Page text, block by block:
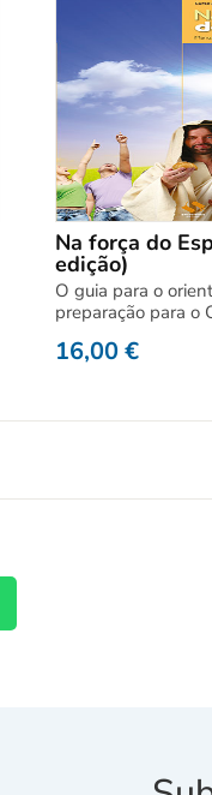
Na força do
edição)
O guia para o
preparação para o
16,00€